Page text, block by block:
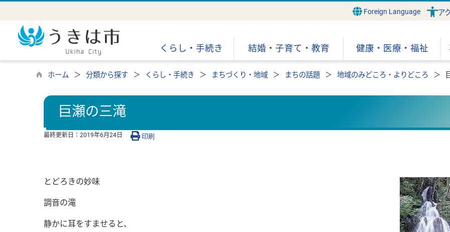
Foreign Language ア
くらし・手続き 結婚・子育て・教育 健康・医療・福祉
ホーム 分類から探す くらし・手続き まちづくり・地域 まちの話題 地域のみどころ・よりどころ
巨瀬の三滝
最終更新日： 2019年6月24日 印刷
とどろきの妙味
調音の滝
静かに耳をすませると、